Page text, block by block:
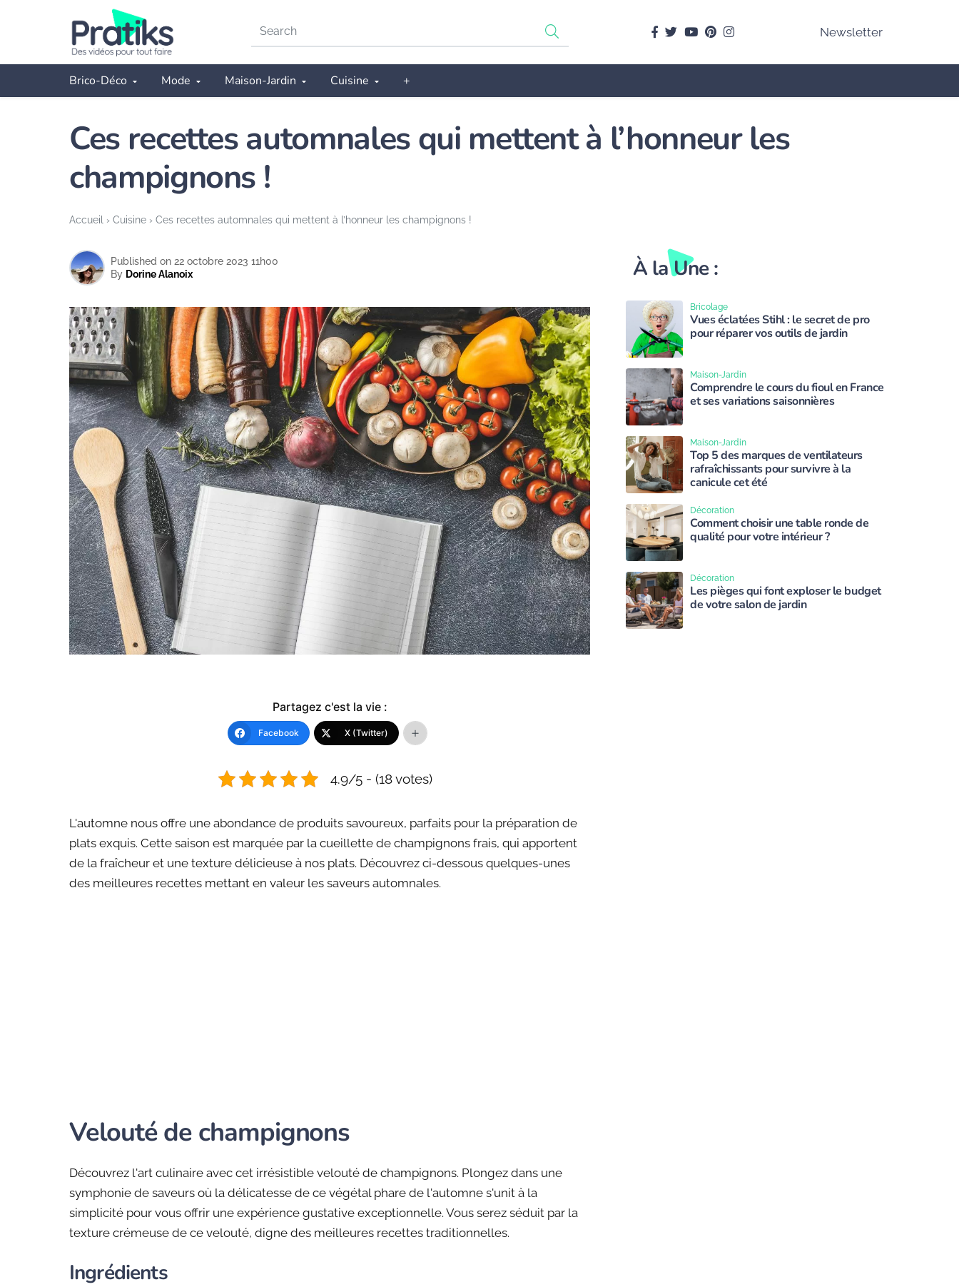
Search
facebook
Twitteryoutubepinterest
instagram Newsletter
Brico-Déco Mode Maison-Jardin Cuisine +
Accueil › Cuisine › Ces recettes automnales qui mettent à l’honneur les champignons !
Ces recettes automnales qui mettent à l’honneur les
champignons !
By Dorine Alanoix
Published on 22 octobre 2023 11h00
Partagez c'est la vie :
Facebook X (Twitter)
4.9/5 - (18 votes)
L'automne nous offre une abondance de produits savoureux, parfaits pour la préparation de
plats exquis. Cette saison est marquée par la cueillette de champignons frais, qui apportent
de la fraîcheur et une texture délicieuse à nos plats. Découvrez ci-dessous quelques-unes
des meilleures recettes mettant en valeur les saveurs automnales.
Velouté de champignons
Découvrez l'art culinaire avec cet irrésistible velouté de champignons. Plongez dans une
symphonie de saveurs où la délicatesse de ce végétal phare de l'automne s'unit à la
simplicité pour vous offrir une expérience gustative exceptionnelle. Vous serez séduit par la
texture crémeuse de ce velouté, digne des meilleures recettes traditionnelles.
Ingrédients
À la Une :
Vues éclatées Stihl : le secret de pro
pour réparer vos outils de jardin
Bricolage
Comprendre le cours du fioul en France
et ses variations saisonnières
Maison-Jardin
Top 5 des marques de ventilateurs
rafraîchissants pour survivre à la
canicule cet été
Maison-Jardin
Comment choisir une table ronde de
qualité pour votre intérieur ?
Décoration
Les pièges qui font exploser le budget
de votre salon de jardin
Décoration